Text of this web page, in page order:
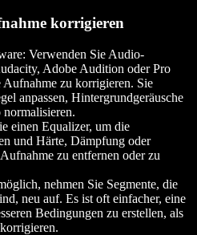
korrigieren
: Verwenden Sie Audio-
Adobe Audition oder Pro
Aufnahme zu korrigieren. Sie
anpassen, Hintergrundgeräusche
einen Equalizer, um die
und Härte, Dämpfung oder
zu entfernen oder zu
nehmen Sie Segmente, die
neu auf. Es ist oft einfacher, eine
Bedingungen zu erstellen, als